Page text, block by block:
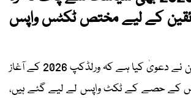
کے لیے مختص ٹکٹس واپس
ایران فٹبال فیڈریشن نے دعویٰ کیا ہے کہ ورلڈکپ 2026 کے آغاز
کے حصے کے ٹکٹ واپس لے لیے گئے ہیں،